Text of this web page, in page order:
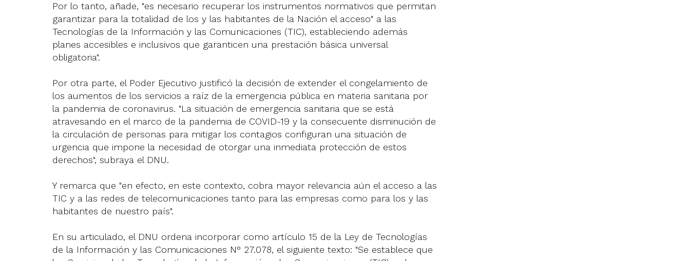
Por lo tanto, añade, "es necesario recuperar los instrumentos normativos que permitan
garantizar para la totalidad de los y las habitantes de la Nación el acceso" a las
Tecnologías de la Información y las Comunicaciones (TIC), estableciendo además
planes accesibles e inclusivos que garanticen una prestación básica universal
obligatoria".
Por otra parte, el Poder Ejecutivo justificó la decisión de extender el congelamiento de
los aumentos de los servicios a raíz de la emergencia pública en materia sanitaria por
la pandemia de coronavirus. "La situación de emergencia sanitaria que se está
atravesando en el marco de la pandemia de COVID-19 y la consecuente disminución de
la circulación de personas para mitigar los contagios configuran una situación de
urgencia que impone la necesidad de otorgar una inmediata protección de estos
derechos", subraya el DNU.
Y remarca que "en efecto, en este contexto, cobra mayor relevancia aún el acceso a las
TIC y a las redes de telecomunicaciones tanto para las empresas como para los y las
habitantes de nuestro país".
En su articulado, el DNU ordena incorporar como artículo 15 de la Ley de Tecnologías
de la Información y las Comunicaciones N° 27.078, el siguiente texto: "Se establece que